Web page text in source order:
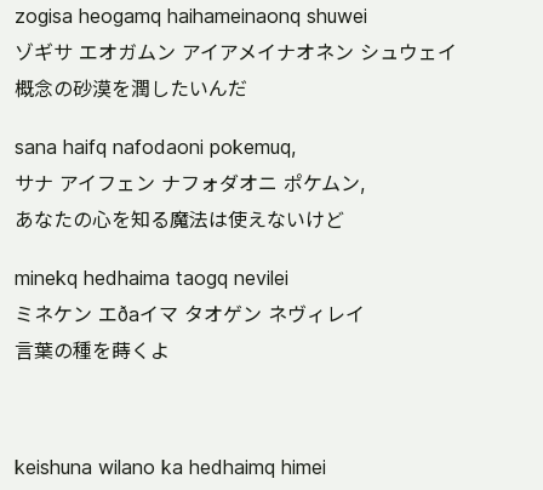
zogisa heogamq haihameinaonq shuwei
ゾギサ エオガムン アイアメイナオネン シュウェイ
概念の砂漠を潤したいんだ
sana haifq nafodaoni pokemuq,
サナ アイフェン ナフォダオニ ポケムン,
あなたの心を知る魔法は使えないけど
minekq hedhaima taogq nevilei
ミネケン エðaイマ タオゲン ネヴィレイ
言葉の種を蒔くよ
keishuna wilano ka hedhaimq himei